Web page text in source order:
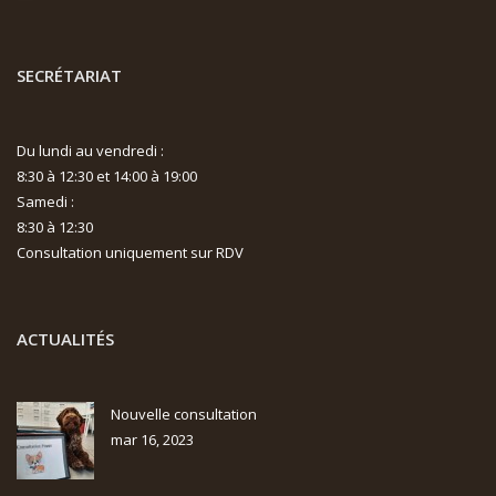
SECRÉTARIAT
Du lundi au vendredi :
8:30 à 12:30 et 14:00 à 19:00
Samedi :
8:30 à 12:30
Consultation uniquement sur RDV
ACTUALITÉS
Nouvelle consultation
mar 16, 2023